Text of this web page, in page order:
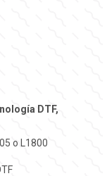
DTF,
o L1800